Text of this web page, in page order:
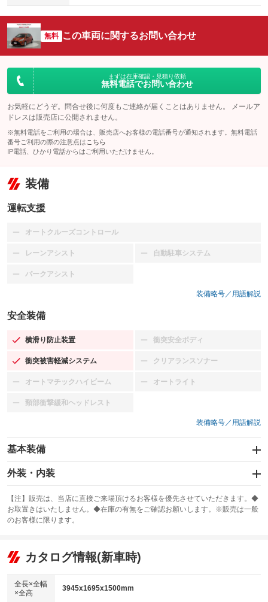
無料 この車両に関するお問い合わせ
まずは在庫確認・見積り依頼
無料電話でお問い合わせ
お気軽にどうぞ。問合せ後に何度もご連絡が届くことはありません。 メールア
ドレスは販売店に公開されません。
※無料電話をご利用の場合は、販売店へお客様の電話番号が通知されます。無料電話
番号ご利用の際の注意点は こちら
IP電話、ひかり電話からはご利用いただけません。
装備
運転支援
オートクルーズコントロール
：装備なし
レーンアシスト
：装備なし 自動駐車システム
：装備なし
パークアシスト
：装備なし
装備略号／用語解説
安全装備
横滑り防止装置
：装備あり 衝突安全ボディ
：装備なし
衝突被害軽減システム
：装備あり クリアランスソナー
：装備なし
オートマチックハイビーム
：装備なし オートライト
：装備なし
頸部衝撃緩和ヘッドレスト
：装備なし
装備略号／用語解説
基本装備
エアバッグ：運転席/助手席
：装備あり
：装備なし
サンルーフ
：装備なし ABS
リフトアップ
：装備なし
：装備なし
パワーウィンドウ
外装・内装
カーナビ：メモリーナビ他
：装備あり
TV：フルセグ
：装備あり
ビジュアル：-／DVD再生
：装備あり
アルミホイール：アルミホイール
：装備あり
【注】販売は、当店に直接ご来場頂けるお客様を優先させていただきます。◆
お取置きはいたしません。◆在庫の有無をご確認お願いします。※販売は一般
のお客様に限ります。
カタログ情報(新車時)
全長×全幅
×全高
3945x1695x1500mm